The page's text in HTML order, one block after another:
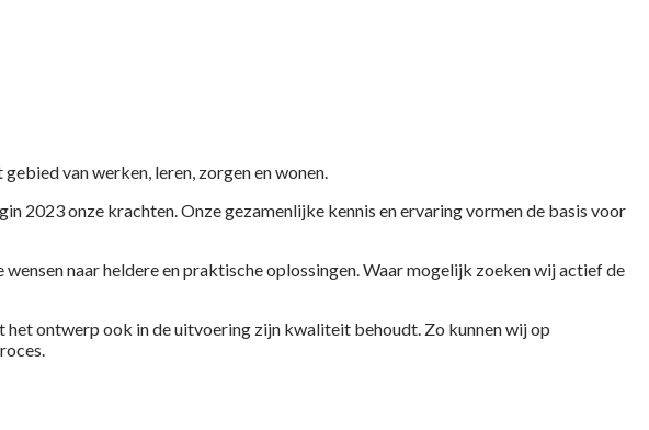
van werken, leren, zorgen en wonen.
2023 onze krachten. Onze gezamenlijke kennis en ervaring vormen de basis voor
naar heldere en praktische oplossingen. Waar mogelijk zoeken wij actief de
ontwerp ook in de uitvoering zijn kwaliteit behoudt. Zo kunnen wij op